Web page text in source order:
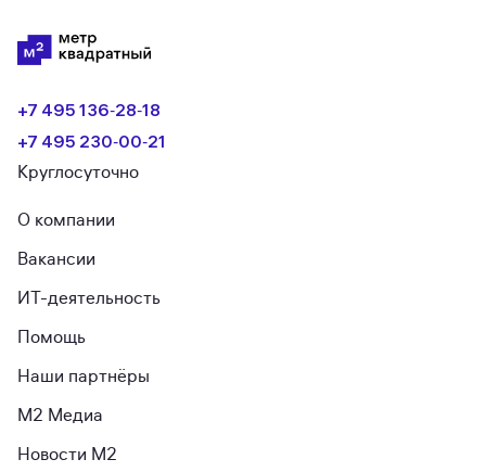
+7 495 136‑28‑18
+7 495 230‑00‑21
Круглосуточно
О компании
Вакансии
ИТ-деятельность
Помощь
Наши партнёры
М2 Медиа
Новости М2